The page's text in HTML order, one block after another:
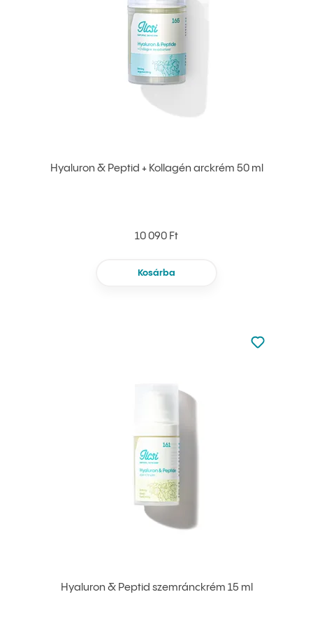
Hyaluron & Peptid + Kollagén arckrém 50 ml
10 090 Ft
Kosárba
Hyaluron & Peptid szemránckrém 15 ml
Nincsen
Hozzáadás